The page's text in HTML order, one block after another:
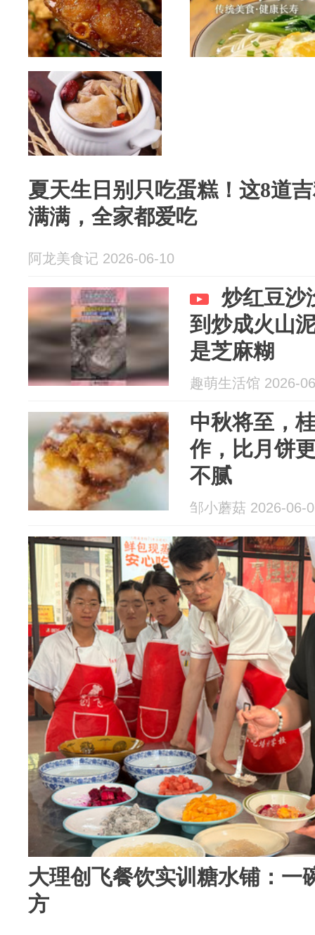
夏天生日别只吃蛋糕！这8道
满满，全家都爱吃
阿龙美食记 2026-06-10
炒红豆沙
到炒成火山
是芝麻糊
趣萌生活馆 2026-
中秋将至，
作，比月饼
不腻
邹小蘑菇 2026-06-
大理创飞餐饮实训糖水铺：一
方